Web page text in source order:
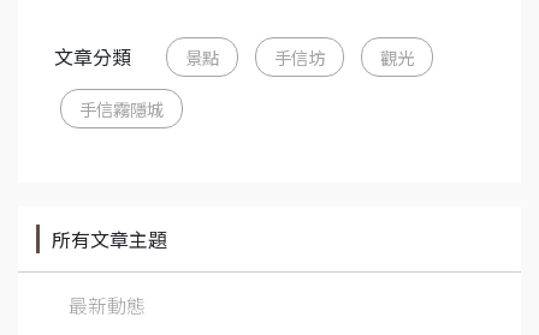
文章分類 景點 手信坊 觀光
手信霧隱城
所有文章主題
最新動態